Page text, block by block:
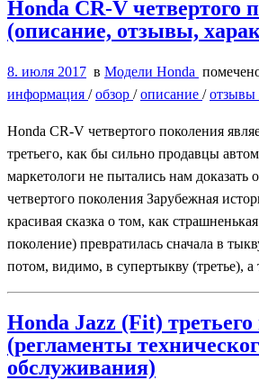
Honda CR-V четвертого
(описание, отзывы,
8. июля 2017 в Модели Honda
информация /обзор /описание /отзывы
Honda CR-V четвертого поколения
третьего, как бы сильно продавцы
маркетологи не пытались нам доказать
четвертого поколения Зарубежная
красивая сказка о том, как
поколение) превратилась сначала в
потом, видимо, в супертыкву (третье),
Honda Jazz (Fit)
(регламенты
обслуживания)